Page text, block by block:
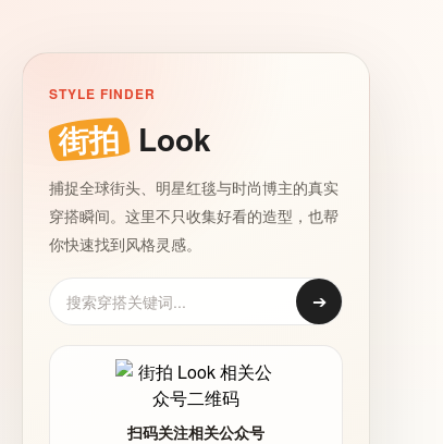
STYLE FINDER
街拍 Look
捕捉全球街头、明星红毯与时尚博主的真实
穿搭瞬间。这里不只收集好看的造型，也帮
你快速找到风格灵感。
➔
扫码关注相关公众号